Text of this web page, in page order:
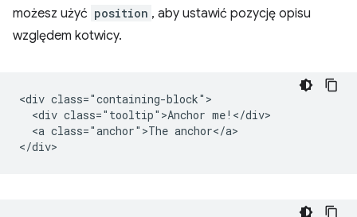
możesz użyć position , aby ustawić pozycję opisu
względem kotwicy.
<div class="containing-block">
  <div class="tooltip">Anchor me!</div>
  <a class="anchor">The anchor</a>